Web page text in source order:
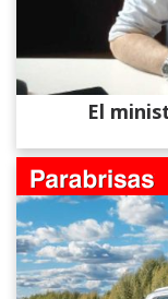
El